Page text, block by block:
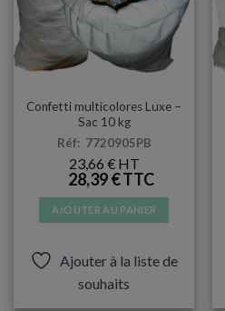
la
du
produit
Confetti multicolores Luxe –
Sac 10 kg
Réf: 7720905PB
23,66 €
28,39€
AJOUTER AU PANIER
Ajouter à la liste de
souhaits